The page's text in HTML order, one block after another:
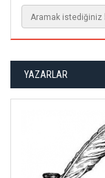
YAZARLAR